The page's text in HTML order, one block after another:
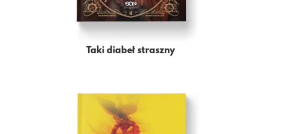
Taki diabeł straszny